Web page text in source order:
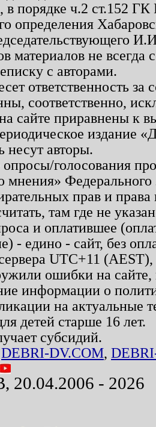
порядке ч.2 ст.152
определения
материалов не
с авторами.
ответственность
соответственно,
сайте приравнены к
издание
несут авторы.
голосования
мнения»
прав и
там где не
и оплатившее
- едино - сайт, без
UTC+11
ошибки на
информации о
на актуальные
детей старше 16 лет.
субсидий.
DEBRI-DV.COM,
20.04.2006 - 2026